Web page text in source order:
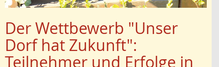
Der Wettbewerb "Unser
Dorf hat Zukunft":
Teilnehmer und Erfolge in